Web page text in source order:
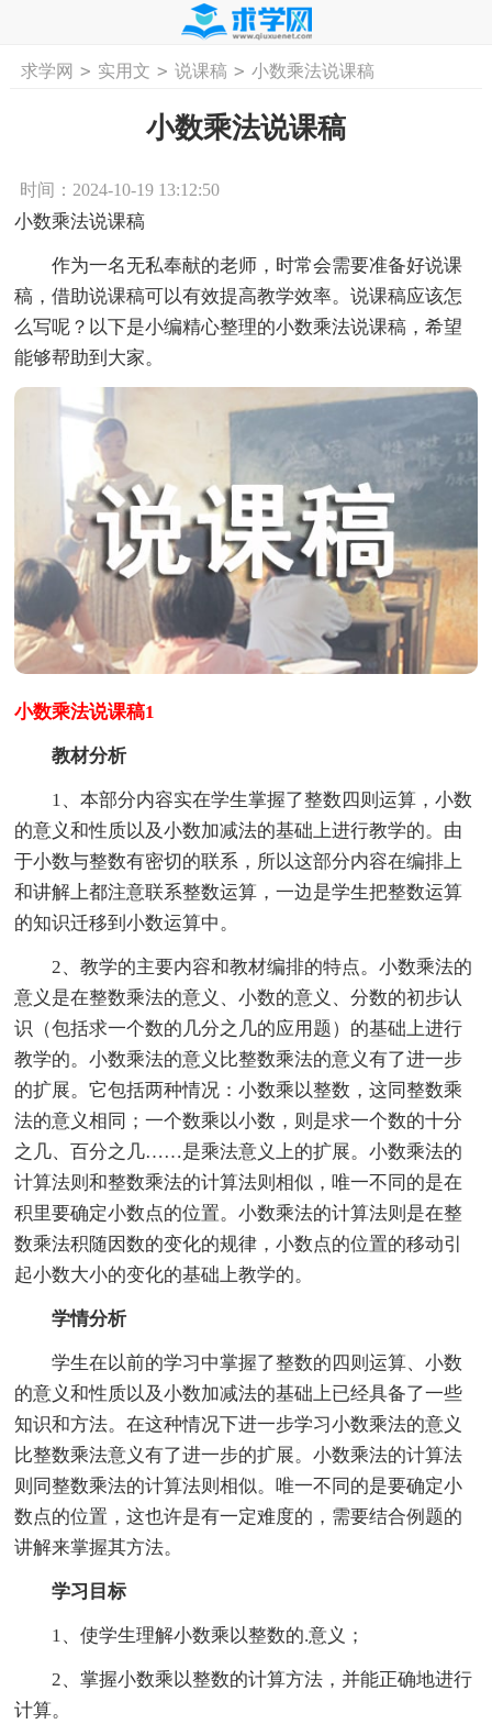
首页 工作计划 活动计划 学习计划
求学网 > 实用文 > 说课稿 > 小数乘法说课稿
小数乘法说课稿
时间：2024-10-19 13:12:50
小数乘法说课稿
作为一名无私奉献的老师，时常会需要准备好说课
稿，借助说课稿可以有效提高教学效率。说课稿应该怎
么写呢？以下是小编精心整理的小数乘法说课稿，希望
能够帮助到大家。
小数乘法说课稿1
教材分析
1、本部分内容实在学生掌握了整数四则运算，小数
的意义和性质以及小数加减法的基础上进行教学的。由
于小数与整数有密切的联系，所以这部分内容在编排上
和讲解上都注意联系整数运算，一边是学生把整数运算
的知识迁移到小数运算中。
2、教学的主要内容和教材编排的特点。小数乘法的
意义是在整数乘法的意义、小数的意义、分数的初步认
识（包括求一个数的几分之几的应用题）的基础上进行
教学的。小数乘法的意义比整数乘法的意义有了进一步
的扩展。它包括两种情况：小数乘以整数，这同整数乘
法的意义相同；一个数乘以小数，则是求一个数的十分
之几、百分之几……是乘法意义上的扩展。小数乘法的
计算法则和整数乘法的计算法则相似，唯一不同的是在
积里要确定小数点的位置。小数乘法的计算法则是在整
数乘法积随因数的变化的规律，小数点的位置的移动引
起小数大小的变化的基础上教学的。
学情分析
学生在以前的学习中掌握了整数的四则运算、小数
的意义和性质以及小数加减法的基础上已经具备了一些
知识和方法。在这种情况下进一步学习小数乘法的意义
比整数乘法意义有了进一步的扩展。小数乘法的计算法
则同整数乘法的计算法则相似。唯一不同的是要确定小
数点的位置，这也许是有一定难度的，需要结合例题的
讲解来掌握其方法。
学习目标
1、使学生理解小数乘以整数的.意义；
2、掌握小数乘以整数的计算方法，并能正确地进行
计算。